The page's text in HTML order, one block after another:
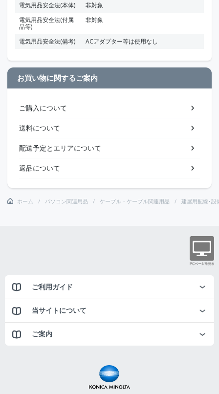
電気用品安全法(本体)
非対象
電気用品安全法(付属
品等)
非対象
電気用品安全法(備考) ACアダプター等は使用なし
お買い物に関するご案内
ご購入について
送料について
配送予定とエリアについて
返品について
ホーム パソコン関連用品 ケーブル・ケーブル関連用品 建屋用配線･設
ご利用ガイド
当サイトについて
ご案内